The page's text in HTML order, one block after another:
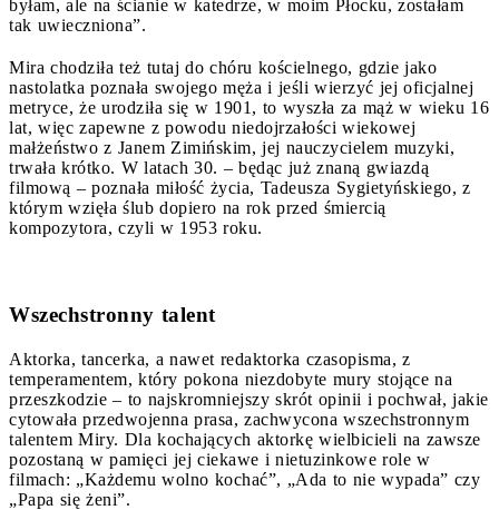
byłam, ale na ścianie w katedrze, w moim Płocku, zostałam
tak uwieczniona”.
Mira chodziła też tutaj do chóru kościelnego, gdzie jako
nastolatka poznała swojego męża i jeśli wierzyć jej oficjalnej
metryce, że urodziła się w 1901, to wyszła za mąż w wieku 16
lat, więc zapewne z powodu niedojrzałości wiekowej
małżeństwo z Janem Zimińskim, jej nauczycielem muzyki,
trwała krótko. W latach 30. – będąc już znaną gwiazdą
filmową – poznała miłość życia, Tadeusza Sygietyńskiego, z
którym wzięła ślub dopiero na rok przed śmiercią
kompozytora, czyli w 1953 roku.
Wszechstronny talent
Aktorka, tancerka, a nawet redaktorka czasopisma, z
temperamentem, który pokona niezdobyte mury stojące na
przeszkodzie – to najskromniejszy skrót opinii i pochwał, jakie
cytowała przedwojenna prasa, zachwycona wszechstronnym
talentem Miry. Dla kochających aktorkę wielbicieli na zawsze
pozostaną w pamięci jej ciekawe i nietuzinkowe role w
filmach: „Każdemu wolno kochać”, „Ada to nie wypada” czy
„Papa się żeni”.